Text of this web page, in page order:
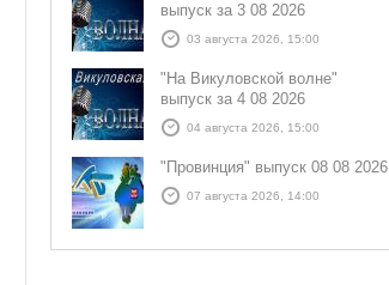
выпуск за 3 08 2026
03 августа 2026, 15:00
"На Викуловской волне"
выпуск за 4 08 2026
04 августа 2026, 15:00
"Провинция" выпуск 08 08 2026
07 августа 2026, 14:00